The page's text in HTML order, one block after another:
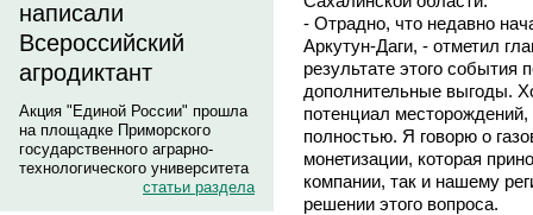
написали
Всероссийский
агродиктант
Акция "Единой России" прошла
на площадке Приморского
государственного аграрно-
технологического университета
статьи раздела
- Отрадно, что недавно
Аркутун-Даги, - отметил
результате этого события
дополнительные выгоды.
потенциал
полностью. Я говорю о
монетизации, которая
компании, так и нашему
решении этого вопроса.